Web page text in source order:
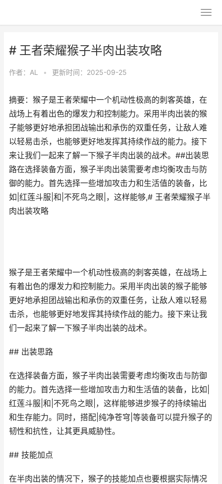
# 王者荣耀猴子半肉出装攻略
作者： AL • 更新时间：2025-09-25
摘要：猴子是王者荣耀中一个机动性极高的刺客英雄，在
战场上有着出色的爆发力和控制能力。采用半肉出装的猴
子能够更好地承担团战输出和承伤的双重任务，让敌人难
以轻易击杀，也能够更好地发挥其持续作战的能力。接下
来让我们一起来了解一下猴子半肉出装的战术。##出装思
路在选择装备方面，猴子半肉出装需要考虑均衡攻击与防
御的能力。首先选择一些增加攻击力和生活值的装备，比
如|红莲斗服|和|不死鸟之眼|，这样能够,# 王者荣耀猴子半
肉出装攻略
猴子是王者荣耀中一个机动性极高的刺客英雄，在战场上
有着出色的爆发力和控制能力。采用半肉出装的猴子能够
更好地承担团战输出和承伤的双重任务，让敌人难以轻易
击杀，也能够更好地发挥其持续作战的能力。接下来让我
们一起来了解一下猴子半肉出装的战术。
## 出装思路
在选择装备方面，猴子半肉出装需要考虑均衡攻击与防御
的能力。首先选择一些增加攻击力和生活值的装备，比如|
红莲斗服|和|不死鸟之眼|，这样能够进步猴子的持续输出
和生存能力。同时，搭配|纯净苍穹|等装备可以提升猴子的
韧性和抗性，让其更具威胁性。
## 技能加点
在半肉出装的情况下，猴子的技能加点也要根据实际情况